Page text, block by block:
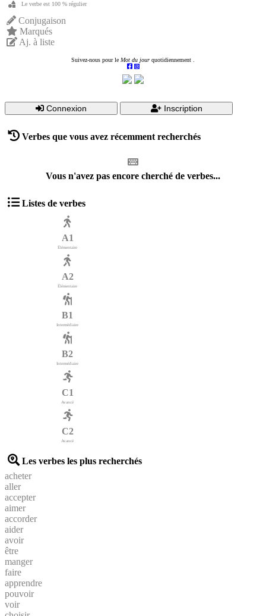
Le verbe est 100 % régulier
Conjugaison
Marqués
Aj. à liste
Suivez-nous pour le Mot du jour quotidiennement .
Connexion Inscription
Verbes que vous avez récemment recherchés
Vous n'avez pas encore cherché de verbes...
Listes de verbes
A1
Élémentaire
A2
Élémentaire
B1
Intermédiaire
B2
Intermédiaire
C1
Avancé
C2
Avancé
Les verbes les plus recherchés
acheter
aller
accepter
aimer
accorder
aider
avoir
être
manger
faire
apprendre
pouvoir
voir